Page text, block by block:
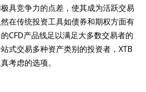
具竞争力的点差，使其成为活跃交易
在传统投资工具如债券和期权方面有
CFD产品线足以满足大多数交易者的
式交易多种资产类别的投资者，XTB
考虑的选项。